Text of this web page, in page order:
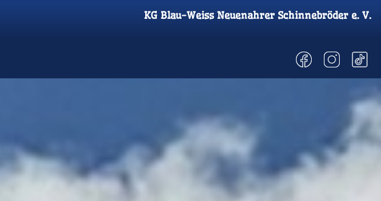
KG Blau-Weiss Neuenahrer Schinnebröder e. V.